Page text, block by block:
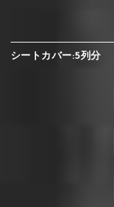
シートカバー:5列分